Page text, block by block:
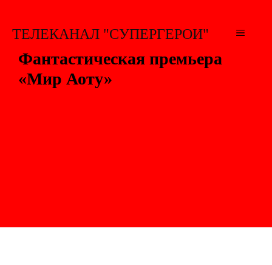
содержимому
ТЕЛЕКАНАЛ "СУПЕРГЕРОИ" МЕНЮ
Фантастическая премьера
«Мир Аоту»